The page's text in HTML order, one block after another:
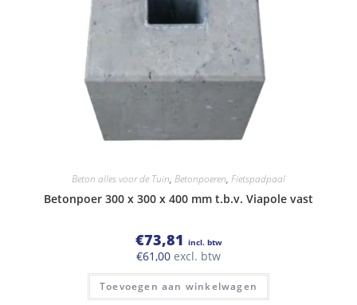
Beton alles voor de Tuin, Betonpoeren, Fietspadpaal
Betonpoer 300 x 300 x 400 mm t.b.v. Viapole vast
€73,81 incl. btw
€61,00 excl. btw
Toevoegen aan winkelwagen